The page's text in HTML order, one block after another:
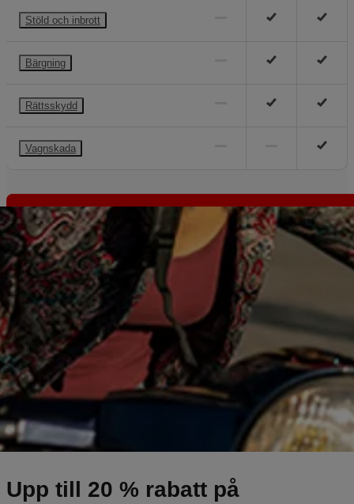
Stöld och inbrott
Bärgning
Rättsskydd
Vagnskada
Se ditt bästa pris
Upp till 20 % rabatt på